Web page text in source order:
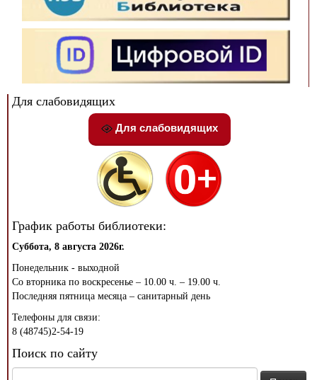
Для слабовидящих
Для слабовидящих
График работы библиотеки:
Суббота, 8 августа 2026г.
Понедельник - выходной
Со вторника по воскресенье – 10.00 ч. – 19.00 ч.
Последняя пятница месяца – санитарный день
Телефоны для связи:
8 (48745)2-54-19
Поиск по сайту